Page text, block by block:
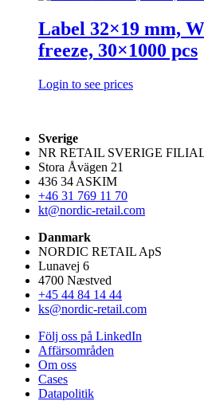
Label 32×19 mm,
freeze, 30×1000 pcs
Login to see prices
Sverige
NR RETAIL SVERIGE
Stora Åvägen 21
436 34 ASKIM
+46 31 769 11 70
kt@nordic-retail.com
Danmark
NORDIC RETAIL ApS
Lunavej 6
4700 Næstved
+45 44 84 14 44
ks@nordic-retail.com
Följ oss på LinkedIn
Affärsområden
Om oss
Cases
Datapolitik